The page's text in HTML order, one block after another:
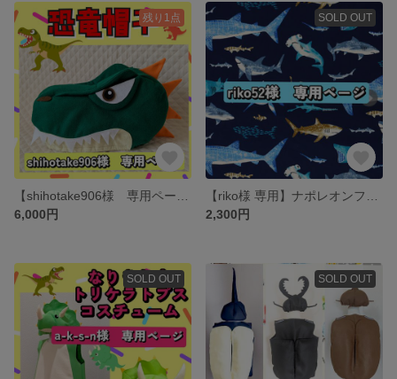
残り1点
6,000円
SOLD OUT
2,300円
SOLD OUT SOLD OUT